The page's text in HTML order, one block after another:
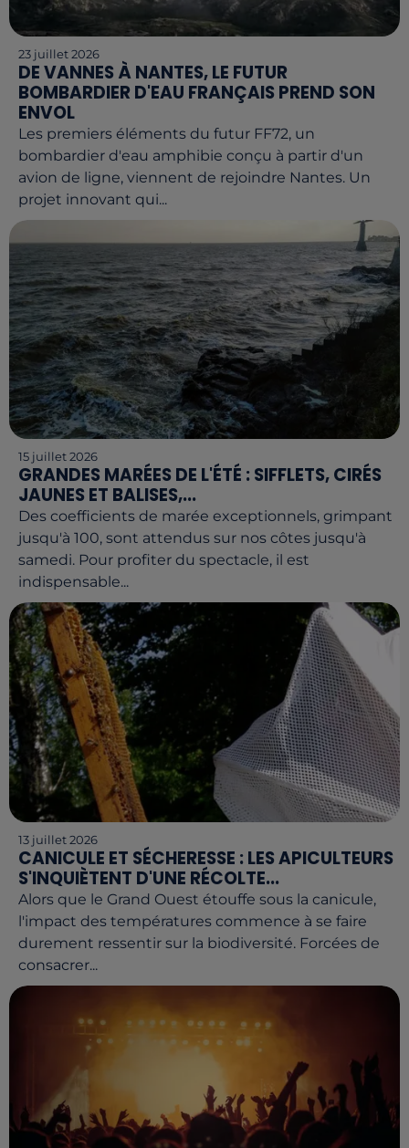
23 juillet 2026
DE VANNES À NANTES, LE FUTUR
BOMBARDIER D'EAU FRANÇAIS PREND SON
ENVOL
Les premiers éléments du futur FF72, un
bombardier d'eau amphibie conçu à partir d'un
avion de ligne, viennent de rejoindre Nantes. Un
projet innovant qui...
15 juillet 2026
GRANDES MARÉES DE L'ÉTÉ : SIFFLETS, CIRÉS
JAUNES ET BALISES,...
Des coefficients de marée exceptionnels, grimpant
jusqu'à 100, sont attendus sur nos côtes jusqu'à
samedi. Pour profiter du spectacle, il est
indispensable...
13 juillet 2026
CANICULE ET SÉCHERESSE : LES APICULTEURS
S'INQUIÈTENT D'UNE RÉCOLTE...
Alors que le Grand Ouest étouffe sous la canicule,
l'impact des températures commence à se faire
durement ressentir sur la biodiversité. Forcées de
consacrer...